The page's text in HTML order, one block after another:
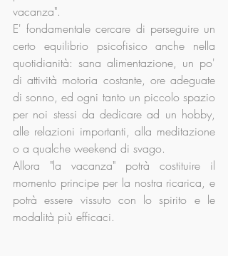
vacanza".
E' fondamentale cercare di perseguire un
certo equilibrio psicofisico anche nella
quotidianità: sana alimentazione, un po'
di attività motoria costante, ore adeguate
di sonno, ed ogni tanto un piccolo spazio
per noi stessi da dedicare ad un hobby,
alle relazioni importanti, alla meditazione
o a qualche weekend di svago.
Allora "la vacanza" potrà costituire il
momento principe per la nostra ricarica, e
potrà essere vissuto con lo spirito e le
modalità più efficaci.